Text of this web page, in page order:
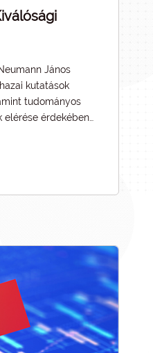
János
kutatások
tudományos
elérése érdekében
megszilárdításának
módon
hozott a
kutatási
annak
magyar kutatók és
is versenyképes
szakmai